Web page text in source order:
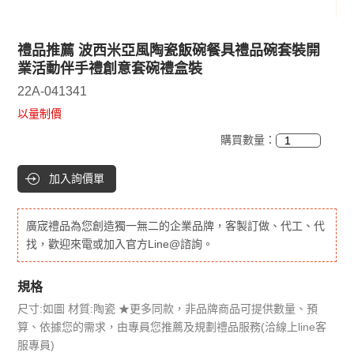
禮品推薦 波西米亞風陶瓷飯碗餐具禮品碗套裝開
業活動伴手禮創意套碗禮盒裝
22A-041341
以量制價
購買數量：
加入詢價單
廣宬禮品為您創造獨一無二的企業品牌，客製訂做、代工、代
找，歡迎來電或加入官方Line@諮詢。
規格
尺寸:如圖 材質:陶瓷 ★更多同款，非品牌商品可提供數量、預
算、依據您的需求，由專員您推薦及規劃禮品服務(洽線上line客
服專員)